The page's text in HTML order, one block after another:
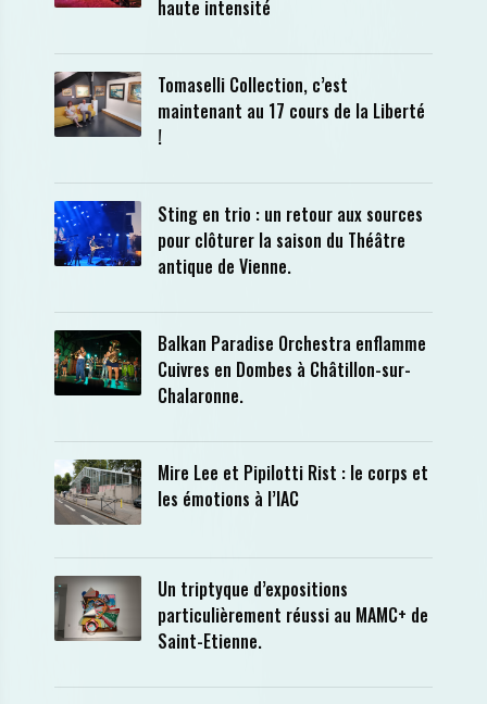
haute intensité
Tomaselli Collection, c’est
maintenant au 17 cours de la Liberté
!
Sting en trio : un retour aux sources
pour clôturer la saison du Théâtre
antique de Vienne.
Balkan Paradise Orchestra enflamme
Cuivres en Dombes à Châtillon-sur-
Chalaronne.
Mire Lee et Pipilotti Rist : le corps et
les émotions à l’IAC
Un triptyque d’expositions
particulièrement réussi au MAMC+ de
Saint-Etienne.